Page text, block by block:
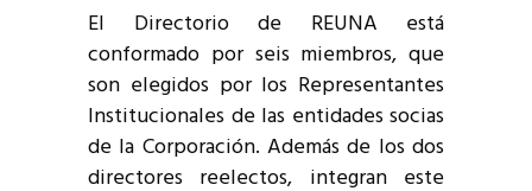
El Directorio de REUNA está
conformado por seis miembros, que
son elegidos por los Representantes
Institucionales de las entidades socias
de la Corporación. Además de los dos
directores reelectos, integran este